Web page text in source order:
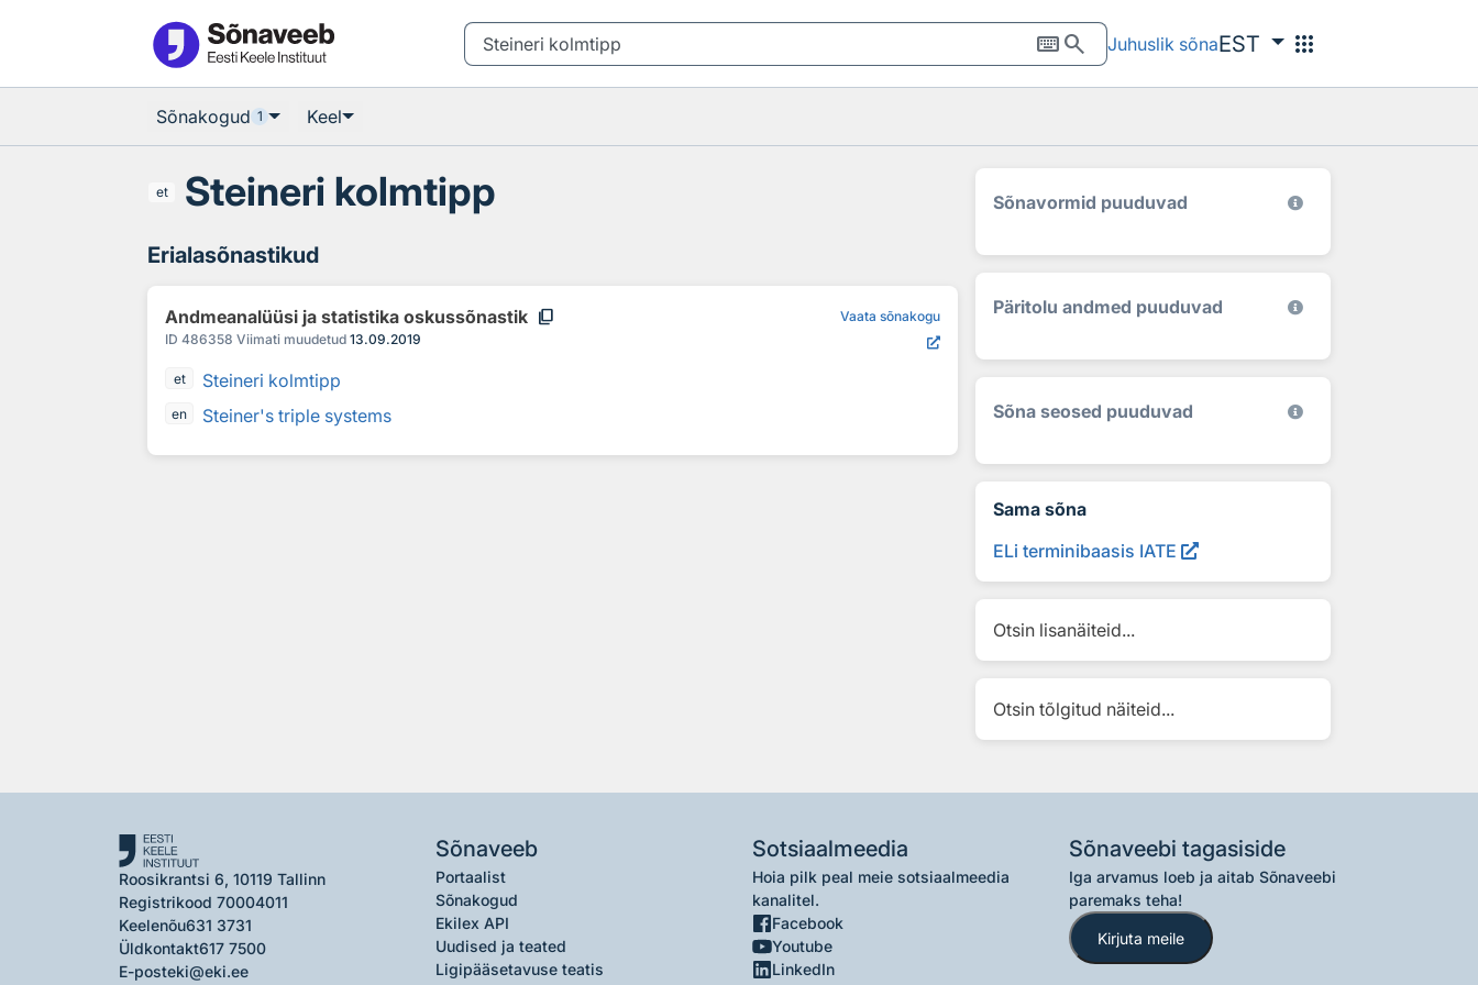
keyboardsearch Juhuslik sõnaEST apps
Sõnakogud 1 Keel
et Steineri kolmtipp
Erialasõnastikud
Andmeanalüüsi ja statistika oskussõnastik content_copy
ID 486358 Viimati muudetud 13.09.2019
Vaata sõnakogu
et Steineri kolmtipp
en Steiner's triple systems
Sõnavormid puuduvad
Päritolu andmed puuduvad
Sõna seosed puuduvad
Sama sõna
ELi terminibaasis IATE
Otsin lisanäiteid...
Otsin tõlgitud näiteid...
Roosikrantsi 6, 10119 Tallinn
Registrikood 70004011
Keelenõu631 3731
Üldkontakt617 7500
E-posteki@eki.ee
Sõnaveeb
Portaalist
Sõnakogud
Ekilex API
Uudised ja teated
Ligipääsetavuse teatis
Sotsiaalmeedia
Hoia pilk peal meie sotsiaalmeedia
kanalitel.
Facebook
Youtube
LinkedIn
Sõnaveebi tagasiside
Iga arvamus loeb ja aitab Sõnaveebi
paremaks teha!
Kirjuta meile